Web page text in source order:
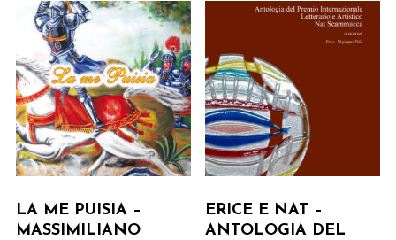
LA ME PUISIA –
MASSIMILIANO
ERICE E NAT –
ANTOLOGIA DEL